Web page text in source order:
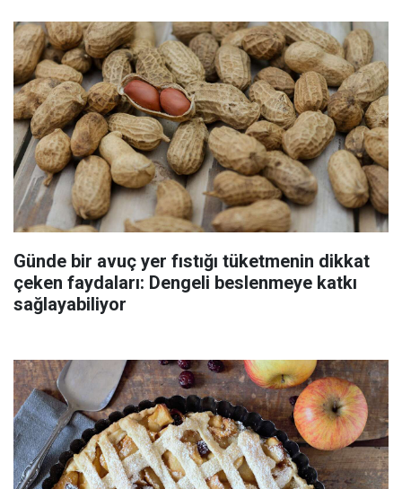
Günde bir avuç yer fıstığı tüketmenin dikkat
çeken faydaları: Dengeli beslenmeye katkı
sağlayabiliyor